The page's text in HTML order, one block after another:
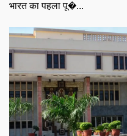
भारत का पहला पू�...